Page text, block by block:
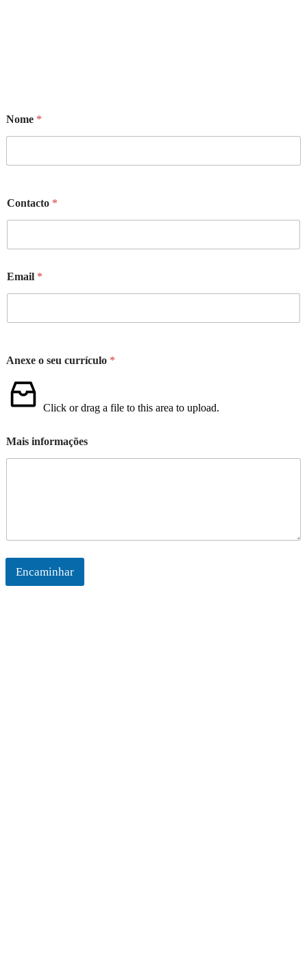
Nome *
Contacto *
Email *
Anexe o seu currículo *
Click or drag a file to this area to upload.
Mais informações
Encaminhar